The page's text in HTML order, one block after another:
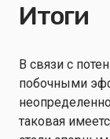
Итоги
В связи с
побочными
таковая